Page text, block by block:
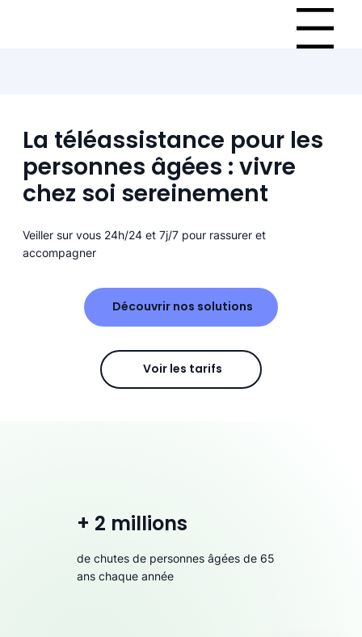
Menu
La téléassistance pour les
personnes âgées : vivre
chez soi sereinement
Veiller sur vous 24h/24 et 7j/7 pour rassurer et
accompagner
Découvrir nos solutions
Voir les tarifs
+ 2 millions
de chutes de personnes âgées de 65
ans chaque année